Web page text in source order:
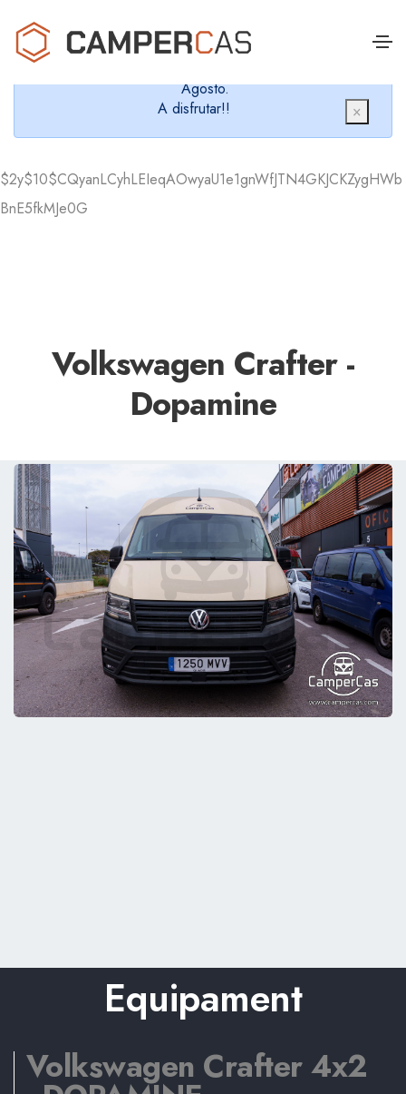
Cerramos en verano, que nos queremos dar un
chapuzón y refrescarnos.
Agosto.
A disfrutar!!
×
$2y$10$CQyanLCyhLEIeqAOwyaU1e1gnWfJTN4GKJCKZygHWb
BnE5fkMJe0G
Volkswagen Crafter -
Dopamine
Equipament
Volkswagen Crafter 4x2